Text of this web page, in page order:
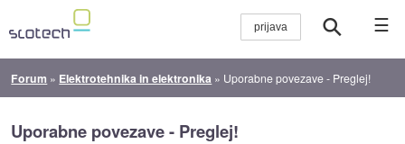
☰
Forum » Elektrotehnika in elektronika » Uporabne povezave - Preglej!
Uporabne povezave - Preglej!